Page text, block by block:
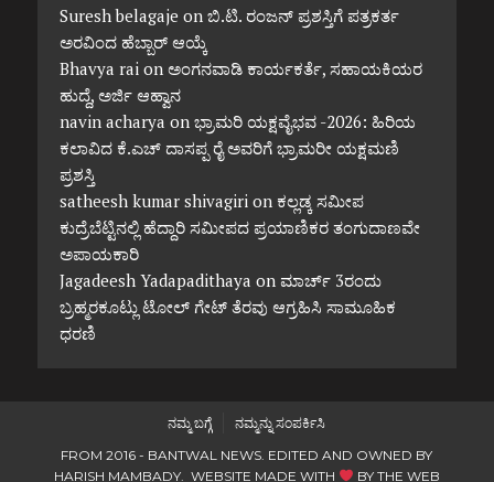
Suresh belagaje on ಬಿ.ಟಿ. ರಂಜನ್ ಪ್ರಶಸ್ತಿಗೆ ಪತ್ರಕರ್ತ
ಅರವಿಂದ ಹೆಬ್ಬಾರ್ ಆಯ್ಕೆ
Bhavya raion ಅಂಗನವಾಡಿ ಕಾರ್ಯಕರ್ತೆ, ಸಹಾಯಕಿಯರ
ಹುದ್ದೆ, ಅರ್ಜಿ ಆಹ್ವಾನ
navin acharya on ಭ್ರಾಮರಿ ಯಕ್ಷವೈಭವ -2026: ಹಿರಿಯ
ಕಲಾವಿದ ಕೆ.ಎಚ್ ದಾಸಪ್ಪ ರೈ ಅವರಿಗೆ ಭ್ರಾಮರೀ ಯಕ್ಷಮಣಿ
ಪ್ರಶಸ್ತಿ
satheesh kumar shivagirion ಕಲ್ಲಡ್ಕ ಸಮೀಪ
ಕುದ್ರೆಬೆಟ್ಟಿನಲ್ಲಿ ಹೆದ್ದಾರಿ ಸಮೀಪದ ಪ್ರಯಾಣಿಕರ ತಂಗುದಾಣವೇ
ಅಪಾಯಕಾರಿ
Jagadeesh Yadapadithaya on ಮಾರ್ಚ್ 3ರಂದು
ಬ್ರಹ್ಮರಕೂಟ್ಲು ಟೋಲ್ ಗೇಟ್ ತೆರವು ಆಗ್ರಹಿಸಿ ಸಾಮೂಹಿಕ
ಧರಣಿ
ನಮ್ಮ ಬಗ್ಗೆ
ನಮ್ಮನ್ನು ಸಂಪರ್ಕಿಸಿ
FROM 2016 - BANTWAL NEWS. EDITED AND OWNED BY
HARISH MAMBADY. WEBSITE MADE WITH
BY THE WEB